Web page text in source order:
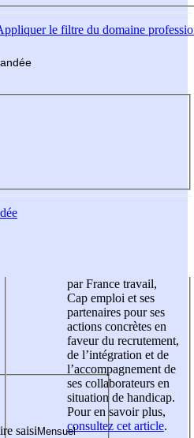
le filtre du domaine
saisi
par France travail,
Cap emploi et ses
partenaires pour ses
actions concrètes en
faveur du recrutement,
de l’intégration et de
l’accompagnement de
ses collaborateurs en
situation de handicap.
Pour en savoir plus,
consultez cet article.